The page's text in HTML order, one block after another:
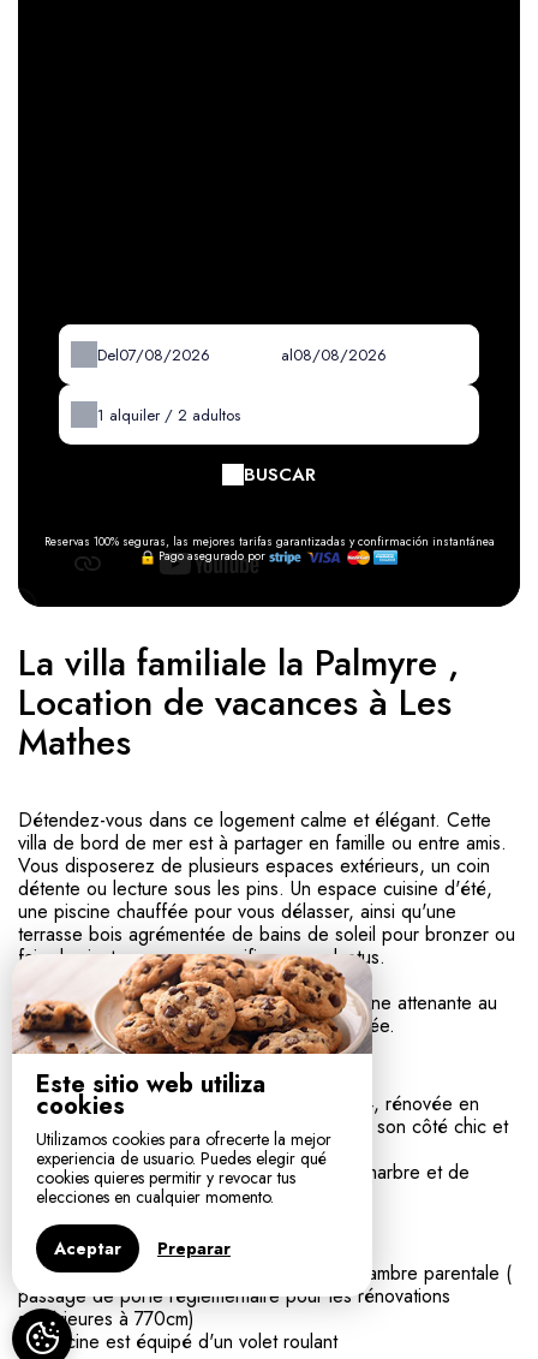
Este sitio web utiliza
cookies
Utilizamos cookies para ofrecerte la mejor
experiencia de usuario. Puedes elegir qué
cookies quieres permitir y revocar tus
elecciones en cualquier momento.
Aceptar Preparar
Del al
1 alquiler /2 adultos
BUSCAR
Reservas 100% seguras, las mejores tarifas garantizadas y confirmación instantánea
Pago asegurado por
La villa familiale la Palmyre ,
Location de vacances à Les
Mathes
Détendez-vous dans ce logement calme et élégant. Cette
villa de bord de mer est à partager en famille ou entre amis.
Vous disposerez de plusieurs espaces extérieurs, un coin
détente ou lecture sous les pins. Un espace cuisine d'été,
une piscine chauffée pour vous délasser, ainsi qu'une
terrasse bois agrémentée de bains de soleil pour bronzer ou
faire la sieste sous un magnifique eucalyptus.
Vous disposerez aussi d'une cuisine moderne attenante au
salon et vous pourrez profiter de la cheminée.
Le logement
La villa est une maison d'architecte de 1984, rénovée en
2023. Elle offre un charme particulier entre son côté chic et
sa simplicité.
C'est un mélange harmonieux de bois, de marbre et de
pierre dans un écrin de verdure.
Autres remarques
La villa est accessible PMR, ainsi que la chambre parentale (
passage de porte réglementaire pour les rénovations
supérieures à 770cm)
La piscine est équipé d'un volet roulant